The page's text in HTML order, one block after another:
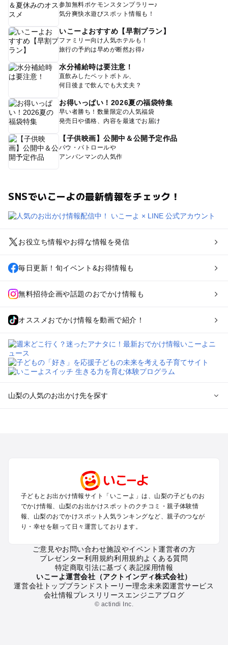
参加無料ポケモンスタンプラリー♪
気分爽快水遊びスポット情報も！
いこーよおすすめ【早割プラン】
ファミリー向け人気ホテルも！
旅行の予約は早めが断然お得♪
水分補給時は要注意！
直飲みしたペットボトル、
何日後まで飲んでも大丈夫？
お得いっぱい！2026夏の福袋特集
早い者勝ち！数量限定の人気福袋
発売日や価格、内容を最速でお届け
【子供映画】公開中＆公開予定作品
パウ・パトロールや
アンパンマンの人気作
SNSでいこーよの最新情報をチェック！
お役立ち情報やお得な情報を発信
毎日更新！旬イベント&お得情報も
無料招待企画や話題のおでかけ情報も
オススメおでかけ情報を動画で紹介！
山梨の人気のお出かけ先を探す
甲府・昇仙峡・湯村のプールお出かけ
石和・勝沼・塩山のプールお出かけ
大月・都留・道志渓谷のプールお出かけ
山中湖・忍野のプールお出かけ
南アルプスのプールお出かけ
山梨の定番お出かけスポット
山梨の遊園地
山梨の動物園
山梨のバーベキュー
子どもとお出かけ情報サイト「いこーよ」は、山梨の子どものお
でかけ情報、山梨のお出かけスポットのクチコミ・親子体験情
報、山梨のおでかけスポット人気ランキングなど、親子のつなが
り・幸せを願って日々運営しております。
ご意見やお問い合わせ施設やイベント運営者の方
プレゼンター利用規約利用規約よくある質問
特定商取引法に基づく表記採用情報
いこーよ運営会社（アクトインディ株式会社）
運営会社トップブランドストーリー理念未来図運営サービス
会社情報プレスリリース エンジニアブログ
© actindi Inc.